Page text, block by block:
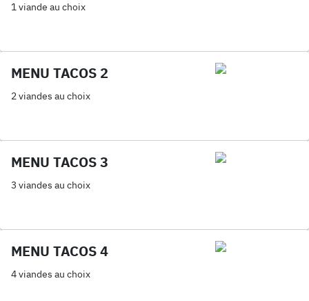
1 viande au choix
MENU TACOS 2
2 viandes au choix
MENU TACOS 3
3 viandes au choix
MENU TACOS 4
4 viandes au choix